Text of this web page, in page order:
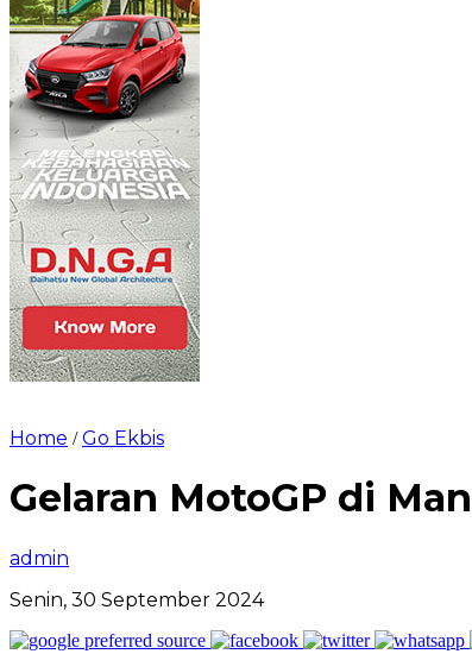
Home /Go Ekbis
Gelaran MotoGP di
admin
Senin, 30 September 2024